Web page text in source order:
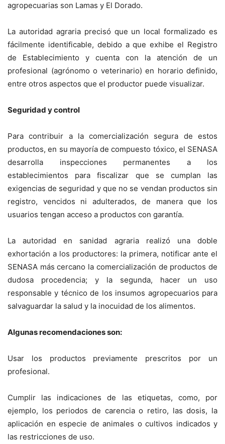
agropecuarias son Lamas y El Dorado.
La autoridad agraria precisó que un local formalizado es
fácilmente identificable, debido a que exhibe el Registro
de Establecimiento y cuenta con la atención de un
profesional (agrónomo o veterinario) en horario definido,
entre otros aspectos que el productor puede visualizar.
Seguridad y control
Para contribuir a la comercialización segura de estos
productos, en su mayoría de compuesto tóxico, el SENASA
desarrolla inspecciones permanentes a los
establecimientos para fiscalizar que se cumplan las
exigencias de seguridad y que no se vendan productos sin
registro, vencidos ni adulterados, de manera que los
usuarios tengan acceso a productos con garantía.
La autoridad en sanidad agraria realizó una doble
exhortación a los productores: la primera, notificar ante el
SENASA más cercano la comercialización de productos de
dudosa procedencia; y la segunda, hacer un uso
responsable y técnico de los insumos agropecuarios para
salvaguardar la salud y la inocuidad de los alimentos.
Algunas recomendaciones son:
Usar los productos previamente prescritos por un
profesional.
Cumplir las indicaciones de las etiquetas, como, por
ejemplo, los periodos de carencia o retiro, las dosis, la
aplicación en especie de animales o cultivos indicados y
las restricciones de uso.